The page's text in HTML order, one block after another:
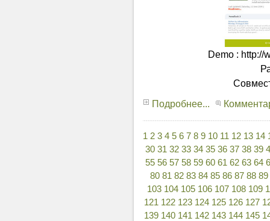
Demo : http://
Подробнее...
1 2 3 4 5 6 7 8 9 10 11 12 13 14
30 31 32 33 34 35 36 37 38 39
55 56 57 58 59 60 61 62 63 64
80 81 82 83 84 85 86 87 88 89
103 104 105 106 107 108 109
121 122 123 124 125 126 127
139 140 141 142 143 144 145